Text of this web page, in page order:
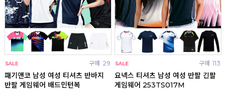
구매 29
패기앤코 남성 여성 티셔츠 반바지
반팔 게임웨어 배드민턴복
구매 113
요넥스 티셔츠 남성 여성 반팔 긴팔
게임웨어 253TS017M